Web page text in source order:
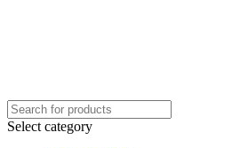
Select category